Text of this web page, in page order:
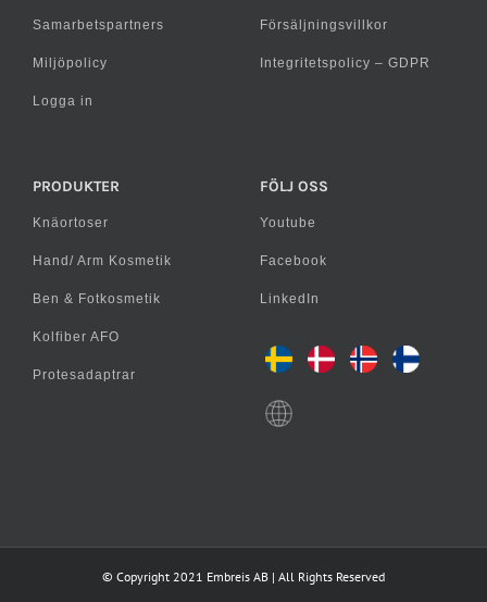
Samarbetspartners
Miljöpolicy
Logga in
Försäljningsvillkor
Integritetspolicy – GDPR
PRODUKTER
Knäortoser
Hand/ Arm Kosmetik
Ben & Fotkosmetik
Kolfiber AFO
Protesadaptrar
FÖLJ OSS
Youtube
Facebook
LinkedIn
© Copyright 2021 Embreis AB | All Rights Reserved